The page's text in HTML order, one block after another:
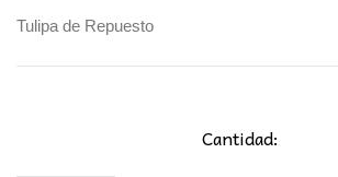
Tulipa de Repuesto
Cantidad: